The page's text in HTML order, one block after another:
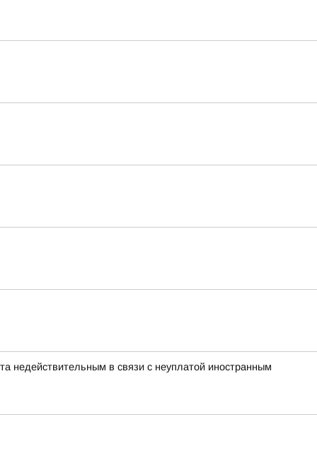
недействительным в связи с неуплатой иностранным